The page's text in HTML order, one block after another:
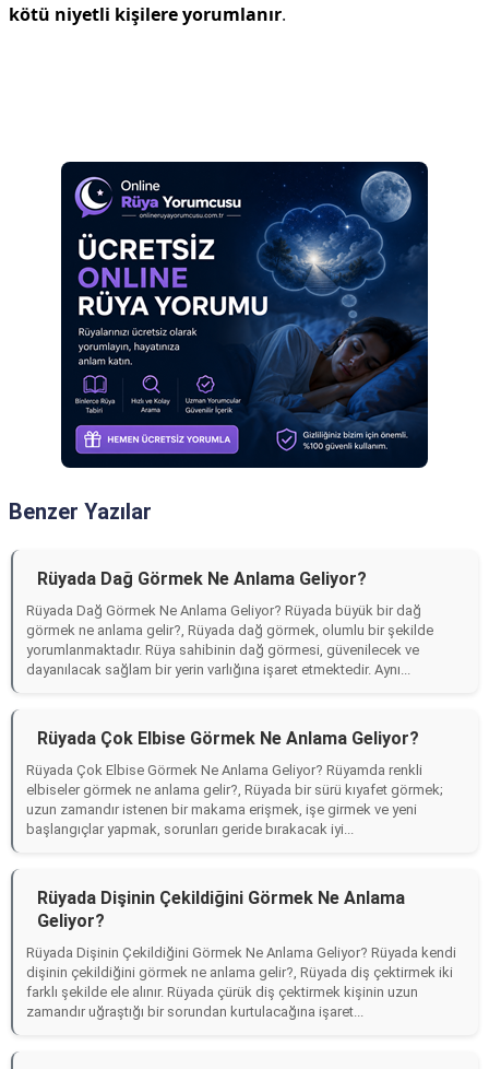
kötü niyetli kişilere yorumlanır.
Benzer Yazılar
Rüyada Dağ Görmek Ne Anlama Geliyor?
Rüyada Dağ Görmek Ne Anlama Geliyor? Rüyada büyük bir dağ
görmek ne anlama gelir?, Rüyada dağ görmek, olumlu bir şekilde
yorumlanmaktadır. Rüya sahibinin dağ görmesi, güvenilecek ve
dayanılacak sağlam bir yerin varlığına işaret etmektedir. Aynı...
Rüyada Çok Elbise Görmek Ne Anlama Geliyor?
Rüyada Çok Elbise Görmek Ne Anlama Geliyor? Rüyamda renkli
elbiseler görmek ne anlama gelir?, Rüyada bir sürü kıyafet görmek;
uzun zamandır istenen bir makama erişmek, işe girmek ve yeni
başlangıçlar yapmak, sorunları geride bırakacak iyi...
Rüyada Dişinin Çekildiğini Görmek Ne Anlama
Geliyor?
Rüyada Dişinin Çekildiğini Görmek Ne Anlama Geliyor? Rüyada kendi
dişinin çekildiğini görmek ne anlama gelir?, Rüyada diş çektirmek iki
farklı şekilde ele alınır. Rüyada çürük diş çektirmek kişinin uzun
zamandır uğraştığı bir sorundan kurtulacağına işaret...